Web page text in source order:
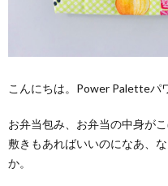
こんにちは。Power Paletteパ
お弁当包み、お弁当の中身が
敷きもあればいいのになあ、
か。